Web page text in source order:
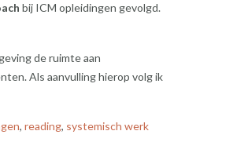
bij ICM opleidingen gevolgd.
de ruimte aan
Als aanvulling hierop volg ik
, reading, systemisch werk